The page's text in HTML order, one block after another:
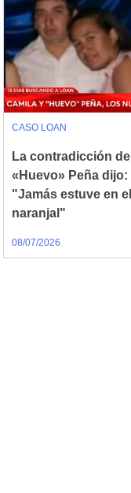
CASO LOAN
La contradicción de
«Huevo» Peña dijo:
"Jamás estuve en el
naranjal"
08/07/2026